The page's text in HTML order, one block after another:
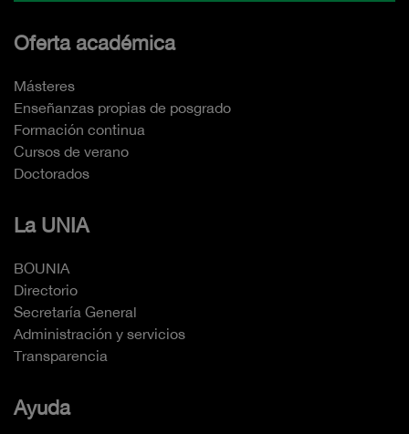
Oferta académica
Másteres
Enseñanzas propias de posgrado
Formación continua
Cursos de verano
Doctorados
La UNIA
BOUNIA
Directorio
Secretaría General
Administración y servicios
Transparencia
Ayuda